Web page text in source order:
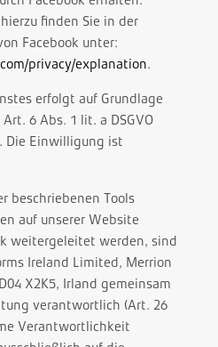
finden Sie in der
Facebook unter:
privacy/explanation.
erfolgt auf Grundlage
6 Abs. 1 lit. a DSGVO
Die Einwilligung ist
beschriebenen Tools
auf unserer Website
weitergeleitet werden, sind
Ireland Limited, Merrion
X2K5, Irland gemeinsam
verantwortlich (Art. 26
Verantwortlichkeit